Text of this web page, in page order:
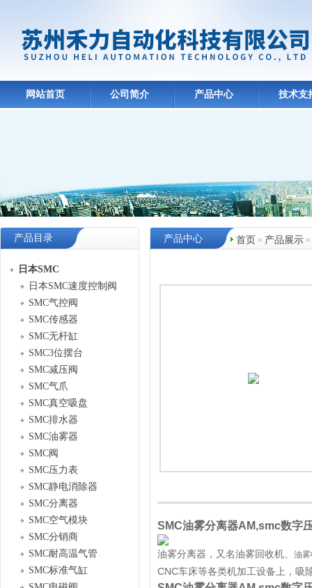
网站首页 公司简介 产品中心 技术支
产品目录
日本SMC
日本SMC速度控制阀
SMC气控阀
SMC传感器
SMC无杆缸
SMC3位摆台
SMC减压阀
SMC气爪
SMC真空吸盘
SMC排水器
SMC油雾器
SMC阀
SMC压力表
SMC静电消除器
SMC分离器
SMC空气模块
SMC分销商
SMC耐高温气管
SMC标准气缸
首页 > 产品展示 >
产品中心
SMC油雾分离器AM,smc数字
油雾分离器，又名油雾回收机、 油
CNC车床等各类机加工设备上，吸